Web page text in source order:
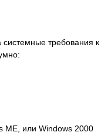
требования к
ME, или Windows 2000